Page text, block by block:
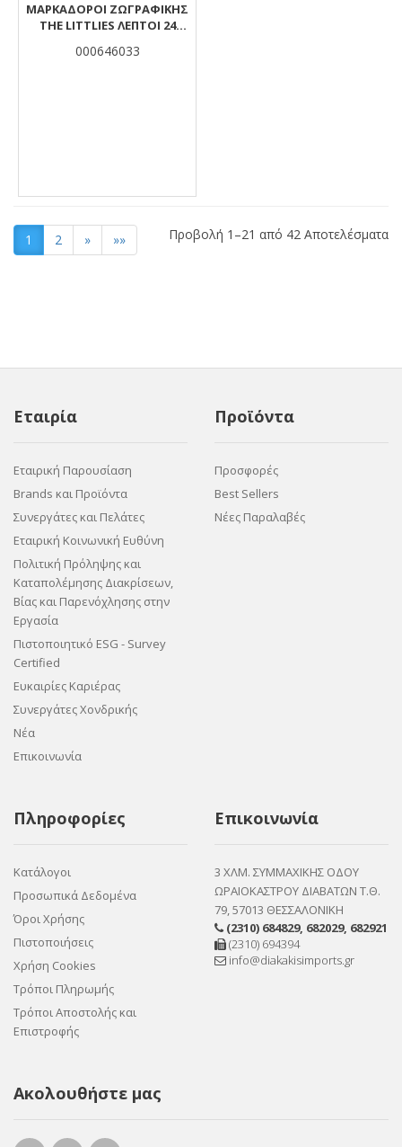
ΜΑΡΚΑΔΌΡΟΙ ΖΩΓΡΑΦΙΚΉΣ
THE LITTLIES ΛΕΠΤΟΊ 24
000646033
1 2 » »» Προβολή 1–21 από 42 Αποτελέσματα
Εταιρία
Εταιρική Παρουσίαση
Brands και Προϊόντα
Συνεργάτες και Πελάτες
Εταιρική Κοινωνική Ευθύνη
Πολιτική Πρόληψης και
Καταπολέμησης Διακρίσεων,
Βίας και Παρενόχλησης στην
Εργασία
Πιστοποιητικό ESG - Survey
Certified
Ευκαιρίες Καριέρας
Συνεργάτες Χονδρικής
Νέα
Επικοινωνία
Προϊόντα
Προσφορές
Best Sellers
Νέες Παραλαβές
Πληροφορίες
Κατάλογοι
Προσωπικά Δεδομένα
Όροι Χρήσης
Πιστοποιήσεις
Χρήση Cookies
Τρόποι Πληρωμής
Τρόποι Αποστολής και
Επιστροφής
Επικοινωνία
3 ΧΛΜ. ΣΥΜΜΑΧΙΚΗΣ ΟΔΟΥ
ΩΡΑΙΟΚΑΣΤΡΟΥ ΔΙΑΒΑΤΩΝ Τ.Θ.
79, 57013 ΘΕΣΣΑΛΟΝΙΚΗ
(2310) 684829, 682029, 682921
(2310) 694394
info@diakakisimports.gr
Ακολουθήστε μας